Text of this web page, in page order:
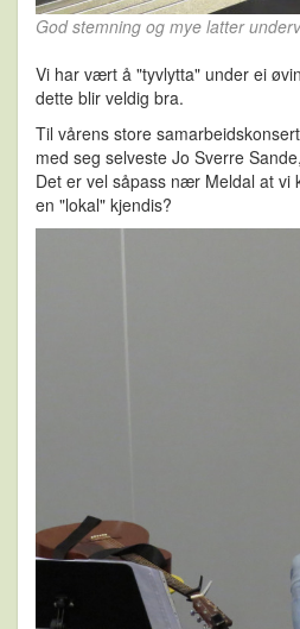
God stemning og mye latter
Vi har vært å "tyvlytta" under ei
dette blir veldig bra.
Til vårens store
med seg selveste Jo Sverre
Det er vel såpass nær Meldal at vi
en "lokal" kjendis?